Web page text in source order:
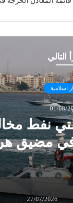
التالي
اسلامية
01/08/
نفط
مضيق
27/07/2026